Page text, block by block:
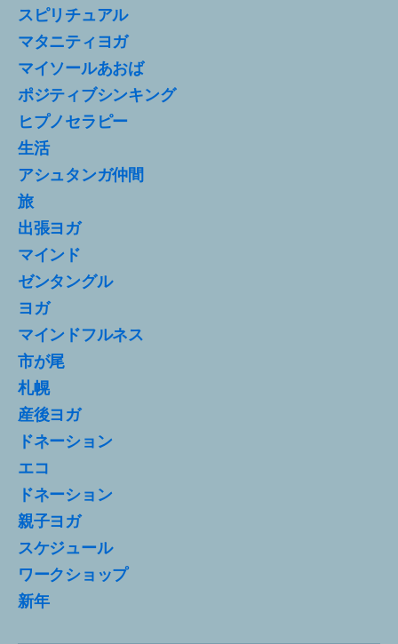
スピリチュアル
マタニティヨガ
マイソールあおば
ポジティブシンキング
ヒプノセラピー
生活
アシュタンガ仲間
旅
出張ヨガ
マインド
ゼンタングル
ヨガ
マインドフルネス
市が尾
札幌
産後ヨガ
ドネーション
エコ
ドネーション
親子ヨガ
スケジュール
ワークショップ
新年